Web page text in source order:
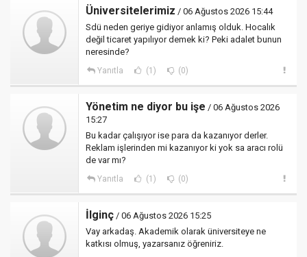
Üniversitelerimiz / 06 Ağustos 2026 15:44
Sdü neden geriye gidiyor anlamış olduk. Hocalık
değil ticaret yapılıyor demek ki? Peki adalet bunun
neresinde?
Yanıtla (1) (0)
Yönetim ne diyor bu işe / 06 Ağustos 2026
15:27
Bu kadar çalışıyor ise para da kazanıyor derler.
Reklam işlerinden mi kazanıyor ki yok sa aracı rolü
de var mı?
Yanıtla (1) (0)
İlginç / 06 Ağustos 2026 15:25
Vay arkadaş. Akademik olarak üniversiteye ne
katkısı olmuş, yazarsanız öğreniriz.